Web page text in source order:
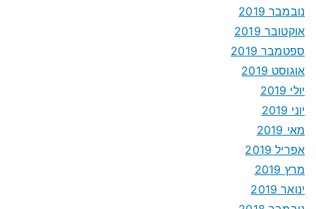
נובמבר 2019
אוקטובר 2019
ספטמבר 2019
אוגוסט 2019
יולי 2019
יוני 2019
מאי 2019
אפריל 2019
מרץ 2019
ינואר 2019